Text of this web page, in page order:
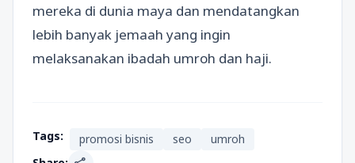
mereka di dunia maya dan mendatangkan
lebih banyak jemaah yang ingin
melaksanakan ibadah umroh dan haji.
Tags: promosi bisnis seo
umroh